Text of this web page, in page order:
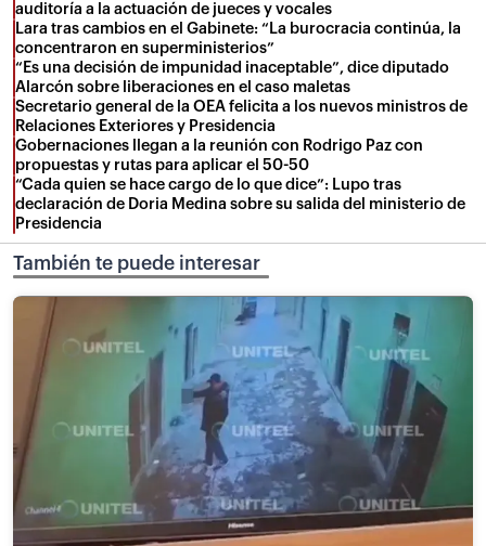
auditoría a la actuación de jueces y vocales
Lara tras cambios en el Gabinete: “La burocracia continúa, la
concentraron en superministerios”
“Es una decisión de impunidad inaceptable”, dice diputado
Alarcón sobre liberaciones en el caso maletas
Secretario general de la OEA felicita a los nuevos ministros de
Relaciones Exteriores y Presidencia
Gobernaciones llegan a la reunión con Rodrigo Paz con
propuestas y rutas para aplicar el 50-50
“Cada quien se hace cargo de lo que dice”: Lupo tras
declaración de Doria Medina sobre su salida del ministerio de
Presidencia
También te puede interesar